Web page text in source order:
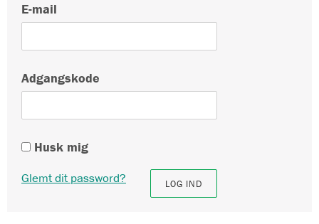
E-mail
Adgangskode
Husk mig
Glemt dit password?